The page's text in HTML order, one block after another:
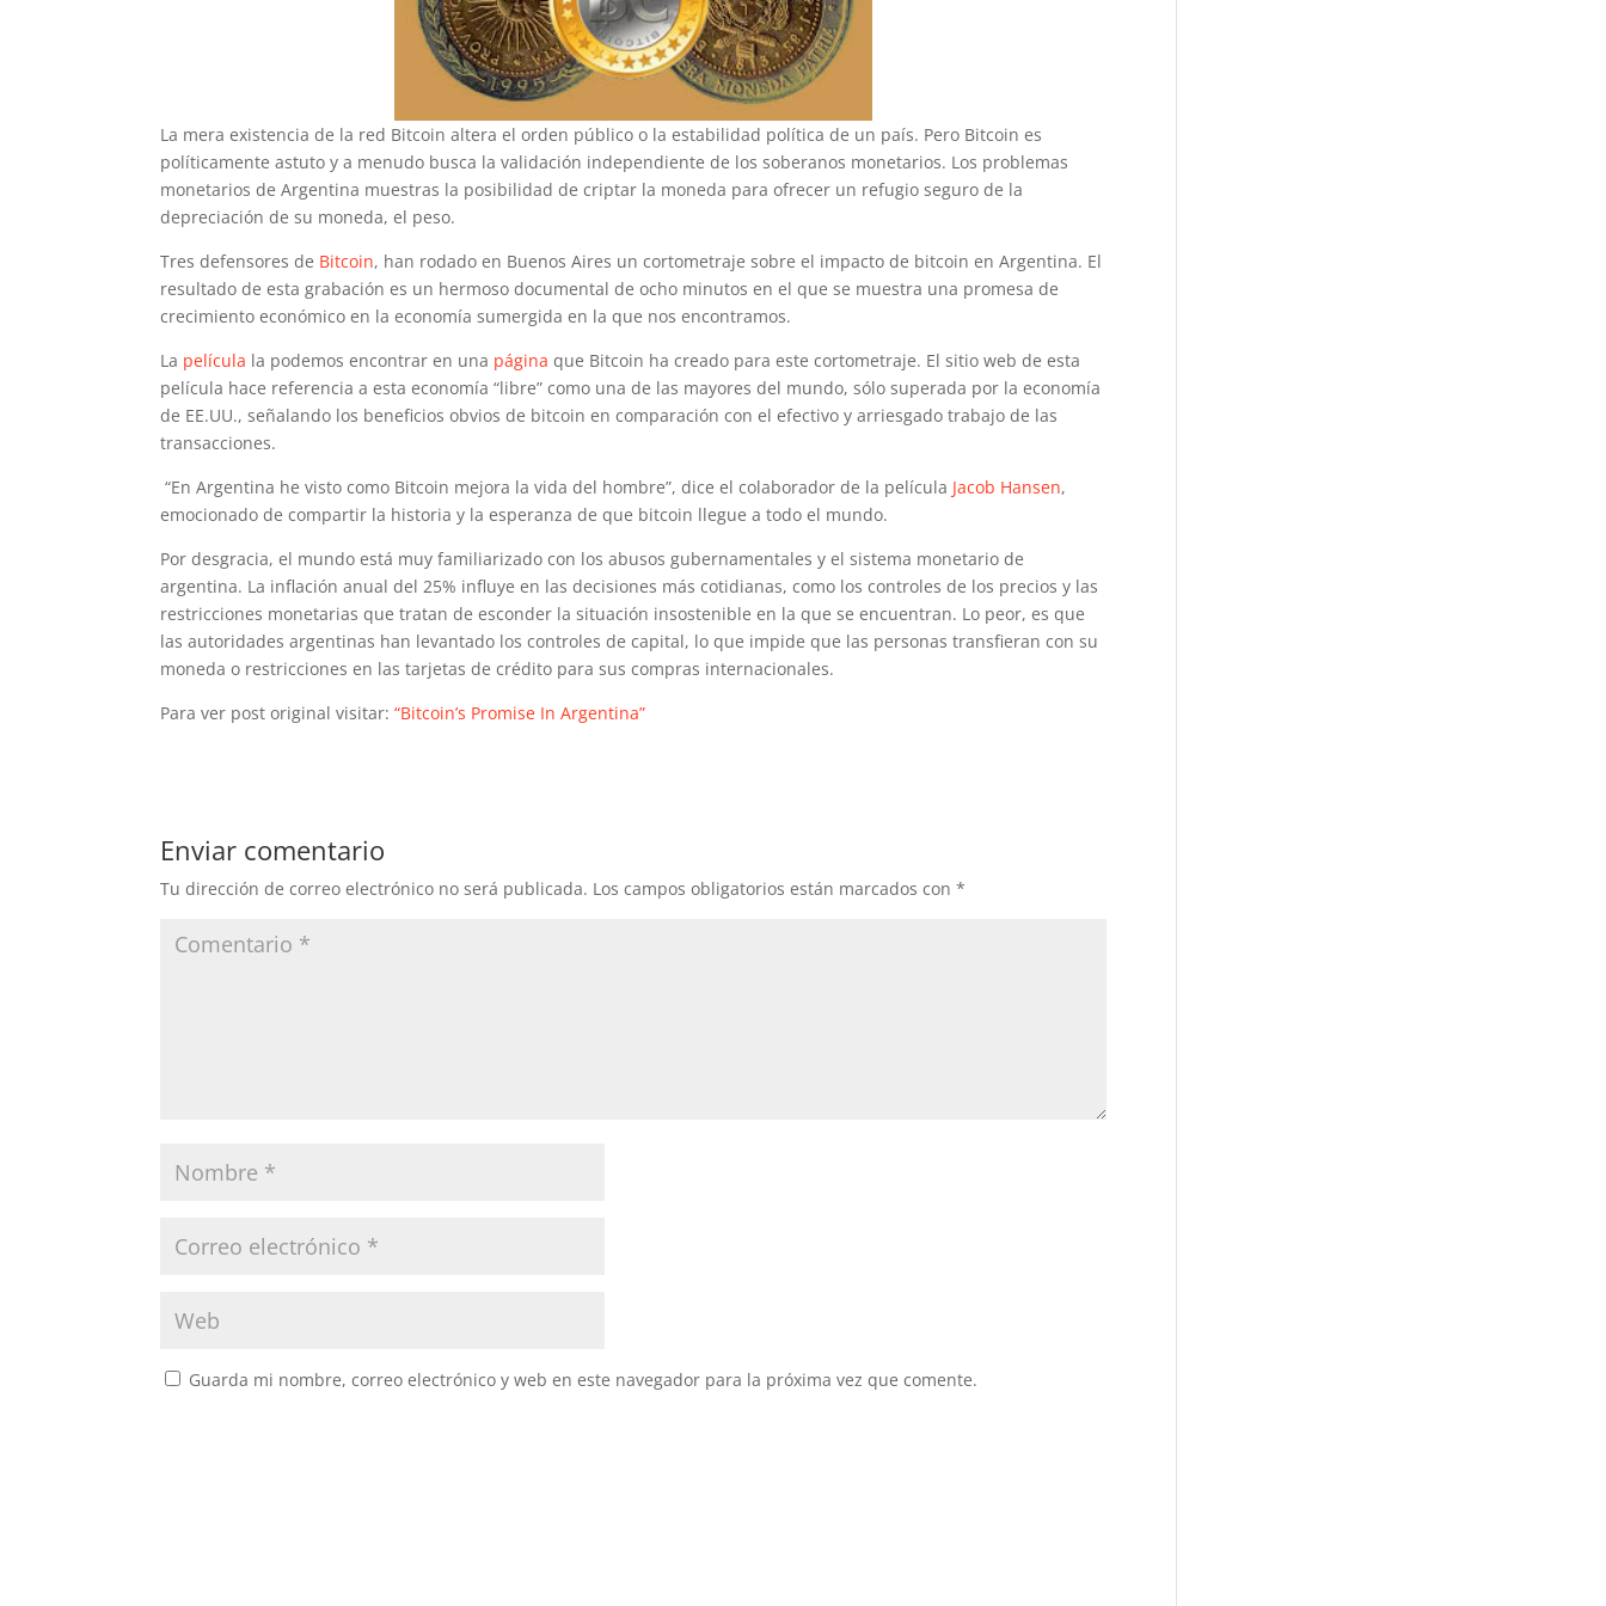
La mera existencia de la red Bitcoin altera el orden público o la estabilidad política de un país. Pero Bitcoin es
políticamente astuto y a menudo busca la validación independiente de los soberanos monetarios. Los problemas
monetarios de Argentina muestras la posibilidad de criptar la moneda para ofrecer un refugio seguro de la
depreciación de su moneda, el peso.
Tres defensores de Bitcoin, han rodado en Buenos Aires un cortometraje sobre el impacto de bitcoin en Argentina. El
resultado de esta grabación es un hermoso documental de ocho minutos en el que se muestra una promesa de
crecimiento económico en la economía sumergida en la que nos encontramos.
La película la podemos encontrar en una página que Bitcoin ha creado para este cortometraje. El sitio web de esta
película hace referencia a esta economía “libre” como una de las mayores del mundo, sólo superada por la economía
de EE.UU., señalando los beneficios obvios de bitcoin en comparación con el efectivo y arriesgado trabajo de las
transacciones.
“En Argentina he visto como Bitcoin mejora la vida del hombre”, dice el colaborador de la película Jacob Hansen,
emocionado de compartir la historia y la esperanza de que bitcoin llegue a todo el mundo.
Por desgracia, el mundo está muy familiarizado con los abusos gubernamentales y el sistema monetario de
argentina. La inflación anual del 25% influye en las decisiones más cotidianas, como los controles de los precios y las
restricciones monetarias que tratan de esconder la situación insostenible en la que se encuentran. Lo peor, es que
las autoridades argentinas han levantado los controles de capital, lo que impide que las personas transfieran con su
moneda o restricciones en las tarjetas de crédito para sus compras internacionales.
Para ver post original visitar:“Bitcoin’s Promise In Argentina”
Enviar comentario
Tu dirección de correo electrónico no será publicada. Los campos obligatorios están marcados con*
Guarda mi nombre, correo electrónico y web en este navegador para la próxima vez que comente.